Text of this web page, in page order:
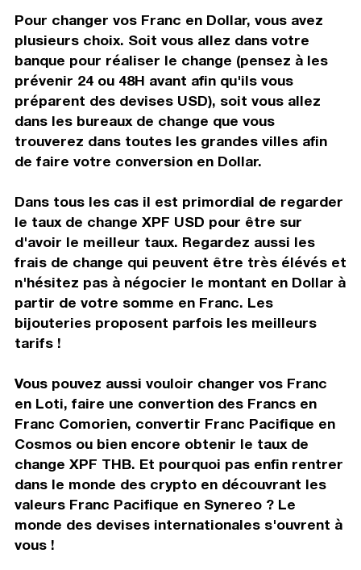
Pour changer vos Franc en Dollar, vous avez
plusieurs choix. Soit vous allez dans votre
banque pour réaliser le change (pensez à les
prévenir 24 ou 48H avant afin qu'ils vous
préparent des devises USD), soit vous allez
dans les bureaux de change que vous
trouverez dans toutes les grandes villes afin
de faire votre conversion en Dollar.
Dans tous les cas il est primordial de regarder
le taux de change XPF USD pour être sur
d'avoir le meilleur taux. Regardez aussi les
frais de change qui peuvent être très élévés et
n'hésitez pas à négocier le montant en Dollar à
partir de votre somme en Franc. Les
bijouteries proposent parfois les meilleurs
tarifs !
Vous pouvez aussi vouloir changer vos Franc
en Loti, faire une convertion des Francs en
Franc Comorien, convertir Franc Pacifique en
Cosmos ou bien encore obtenir le taux de
change XPF THB. Et pourquoi pas enfin rentrer
dans le monde des crypto en découvrant les
valeurs Franc Pacifique en Synereo ? Le
monde des devises internationales s'ouvrent à
vous !